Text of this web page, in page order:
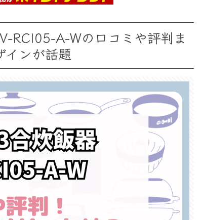
RCI05-A-Wの口コミや評判ま
インが話題